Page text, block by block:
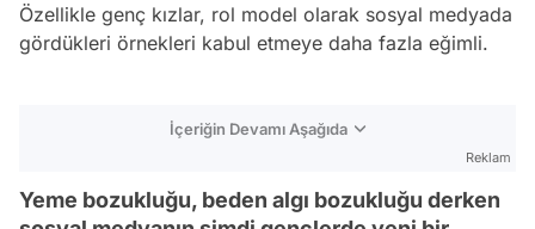
Özellikle genç kızlar, rol model olarak sosyal medyada
gördükleri örnekleri kabul etmeye daha fazla eğimli.
İçeriğin Devamı Aşağıda
Reklam
Yeme bozukluğu, beden algı bozukluğu derken